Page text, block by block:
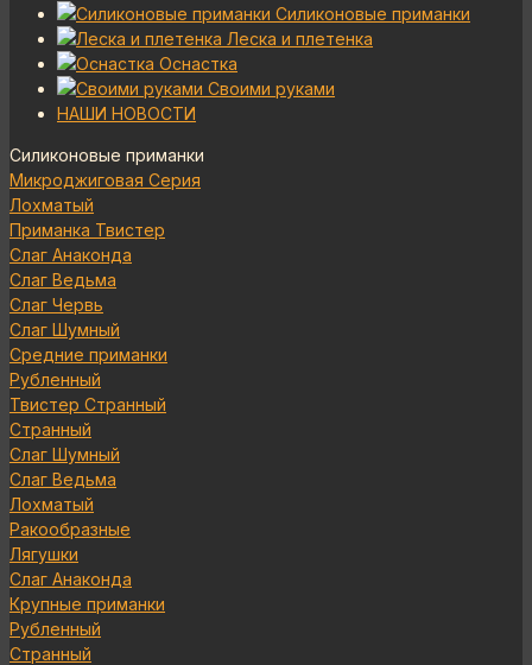
Силиконовые приманки
Леска и плетенка
Оснастка
Своими руками
НАШИ НОВОСТИ
Силиконовые приманки
Микроджиговая Серия
Лохматый
Приманка Твистер
Слаг Анаконда
Слаг Ведьма
Слаг Червь
Слаг Шумный
Средние приманки
Рубленный
Твистер Странный
Странный
Слаг Шумный
Слаг Ведьма
Лохматый
Ракообразные
Лягушки
Слаг Анаконда
Крупные приманки
Рубленный
Странный